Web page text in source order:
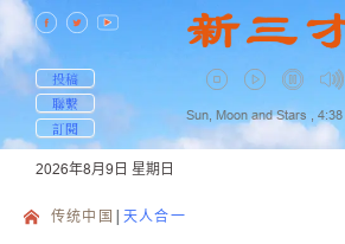
投稿
聯繫
訂閱
Sun, Moon and Stars , 4:38
2026年8月9日 星期日
传统中国 天人合一